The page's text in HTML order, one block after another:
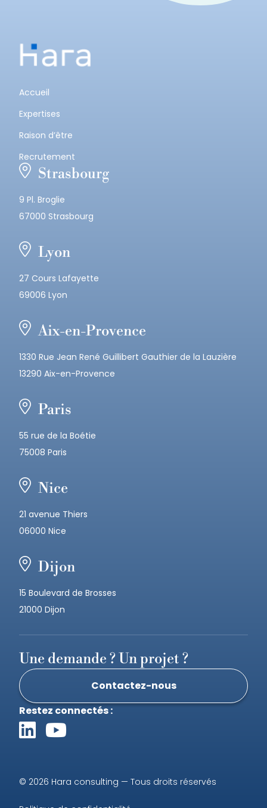
Accueil
Expertises
Raison d’être
Recrutement
Strasbourg
9 Pl. Broglie
67000 Strasbourg
Lyon
27 Cours Lafayette
69006 Lyon
Aix-en-Provence
1330 Rue Jean René Guillibert Gauthier de la Lauzière
13290 Aix-en-Provence
Paris
55 rue de la Boétie
75008 Paris
Nice
21 avenue Thiers
06000 Nice
Dijon
15 Boulevard de Brosses
21000 Dijon
Restez connectés :
Une demande ? Un projet ?
Contactez-nous
© 2026 Hara consulting — Tous droits réservés